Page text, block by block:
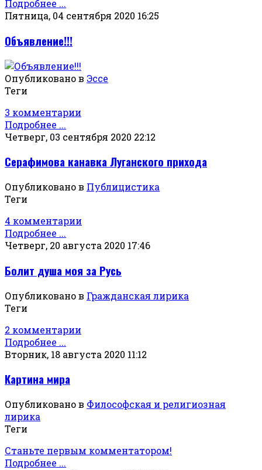
Подробнее ...
Пятница, 04 сентября 2020 16:25
Объявление!!!
Опубликовано в Эссе
Теги
3 комментарии
Подробнее ...
Четверг, 03 сентября 2020 22:12
Серафимова канавка Луганского прихода
Опубликовано в Публицистика
Теги
4 комментарии
Подробнее ...
Четверг, 20 августа 2020 17:46
Болит душа моя за Русь
Опубликовано в Гражданская лирика
Теги
2 комментарии
Подробнее ...
Вторник, 18 августа 2020 11:12
Картина мира
Опубликовано в Философская и религиозная
лирика
Теги
Станьте первым комментатором!
Подробнее ...